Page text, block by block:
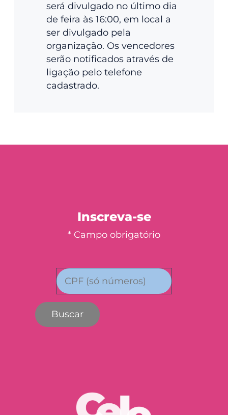
será divulgado no último dia
de feira às 16:00, em local a
ser divulgado pela
organização. Os vencedores
serão notificados através de
ligação pelo telefone
cadastrado.
Inscreva-se
* Campo obrigatório
Buscar